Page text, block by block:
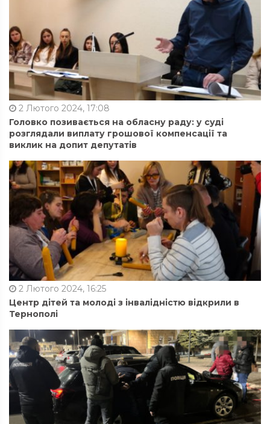
2 Лютого 2024, 17:08
Головко позивається на обласну раду: у суді
розглядали виплату грошової компенсації та
виклик на допит депутатів
2 Лютого 2024, 16:25
Центр дітей та молоді з інвалідністю відкрили в
Тернополі